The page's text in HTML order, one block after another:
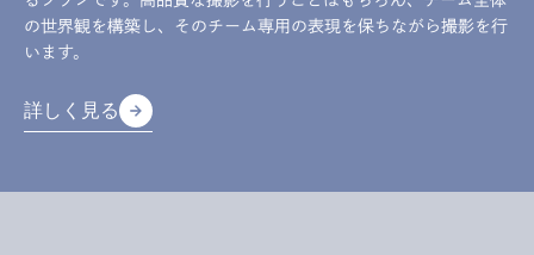
の世界観を構築し、そのチーム専用の表現を保ちながら撮影を行
います。
詳しく見る arrow_forward
arrow_forward